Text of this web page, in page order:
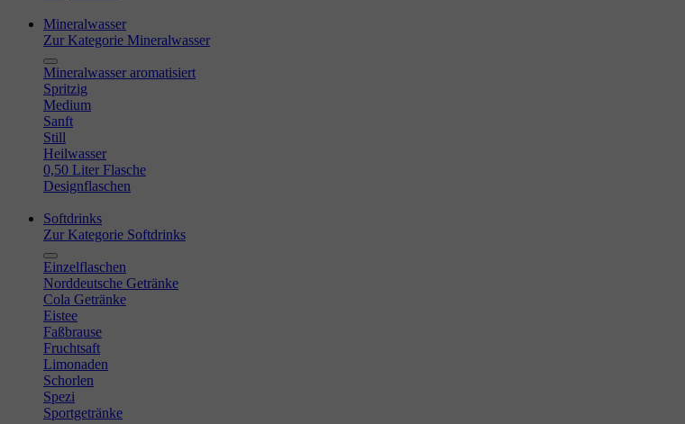
Mineralwasser
Zur Kategorie Mineralwasser
Mineralwasser aromatisiert
Spritzig
Medium
Sanft
Still
Heilwasser
0,50 Liter Flasche
Designflaschen
Softdrinks
Zur Kategorie Softdrinks
Einzelflaschen
Norddeutsche Getränke
Cola Getränke
Eistee
Faßbrause
Fruchtsaft
Limonaden
Schorlen
Spezi
Sportgetränke